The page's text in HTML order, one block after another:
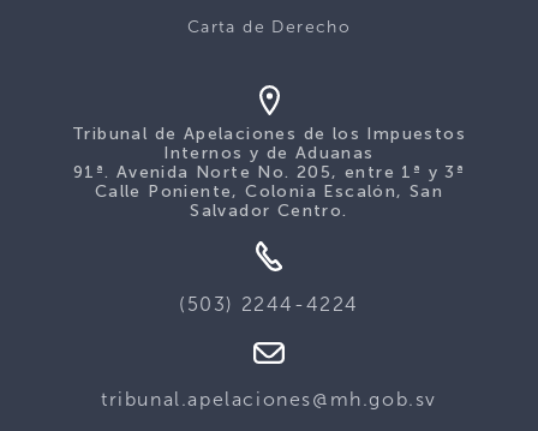
Carta de Derecho
Tribunal de Apelaciones de los Impuestos
Internos y de Aduanas
91ª. Avenida Norte No. 205, entre 1ª y 3ª
Calle Poniente, Colonia Escalón, San
Salvador Centro.
(503) 2244-4224
tribunal.apelaciones@mh.gob.sv